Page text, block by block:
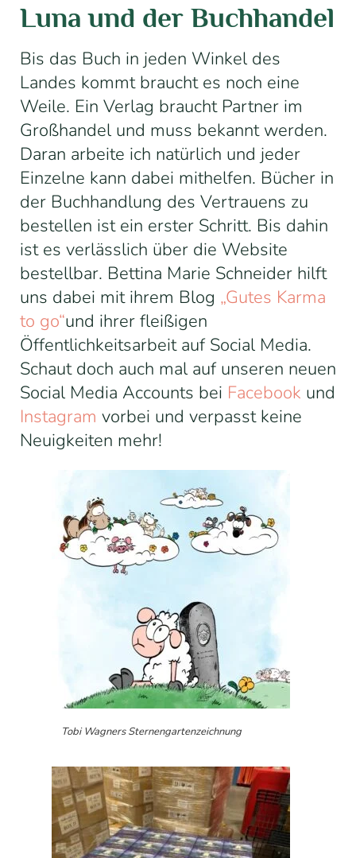
Luna und der Buchhandel
Bis das Buch in jeden Winkel des
Landes kommt braucht es noch eine
Weile. Ein Verlag braucht Partner im
Großhandel und muss bekannt werden.
Daran arbeite ich natürlich und jeder
Einzelne kann dabei mithelfen. Bücher in
der Buchhandlung des Vertrauens zu
bestellen ist ein erster Schritt. Bis dahin
ist es verlässlich über die Website
bestellbar. Bettina Marie Schneider hilft
uns dabei mit ihrem Blog „Gutes Karma
to go“und ihrer fleißigen
Öffentlichkeitsarbeit auf Social Media.
Schaut doch auch mal auf unseren neuen
Social Media Accounts bei Facebook und
Instagram vorbei und verpasst keine
Neuigkeiten mehr!
Tobi Wagners Sternengartenzeichnung